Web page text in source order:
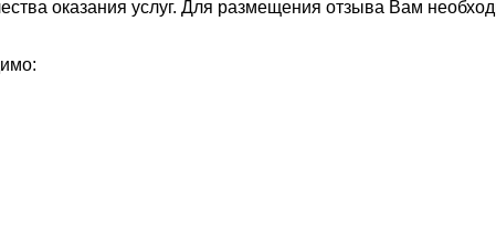
оказания услуг. Для размещения отзыва Вам